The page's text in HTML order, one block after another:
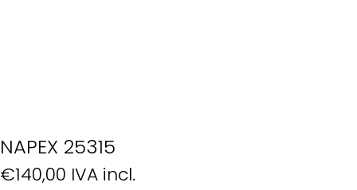
NAPEX 25315
€140,00 IVA incl.